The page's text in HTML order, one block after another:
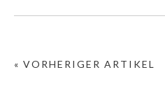
« VORHERIGER ARTIKEL